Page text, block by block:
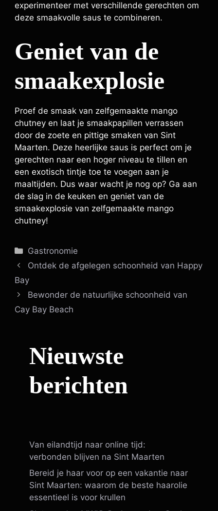
experimenteer met verschillende gerechten om
deze smaakvolle saus te combineren.
Geniet van de
smaakexplosie
Proef de smaak van zelfgemaakte mango
chutney en laat je smaakpapillen verrassen
door de zoete en pittige smaken van Sint
Maarten. Deze heerlijke saus is perfect om je
gerechten naar een hoger niveau te tillen en
een exotisch tintje toe te voegen aan je
maaltijden. Dus waar wacht je nog op? Ga aan
de slag in de keuken en geniet van de
smaakexplosie van zelfgemaakte mango
chutney!
Categorieën
Gastronomie
Ontdek de afgelegen schoonheid van Happy
Bay
Bewonder de natuurlijke schoonheid van
Cay Bay Beach
Nieuwste
berichten
Van eilandtijd naar online tijd:
verbonden blijven na Sint Maarten
Bereid je haar voor op een vakantie naar
Sint Maarten: waarom de beste haarolie
essentieel is voor krullen